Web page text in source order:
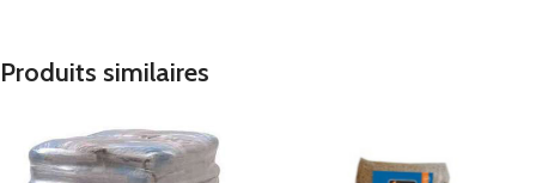
Produits similaires